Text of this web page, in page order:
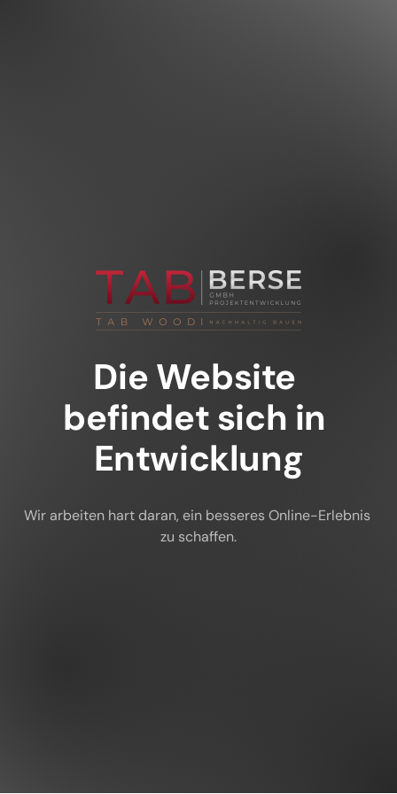
Die Website
befindet sich in
Entwicklung
Wir arbeiten hart daran, ein besseres Online-Erlebnis
zu schaffen.